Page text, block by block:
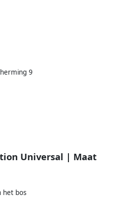
9
Universal | Maat
het bos